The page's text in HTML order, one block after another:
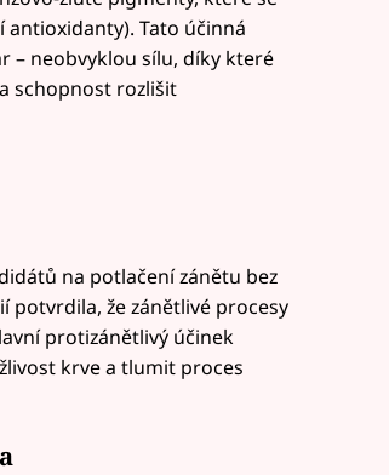
Tato účinná
– neobvyklou sílu, díky které
schopnost rozlišit
na potlačení zánětu bez
potvrdila, že zánětlivé procesy
protizánětlivý účinek
krve a tlumit proces